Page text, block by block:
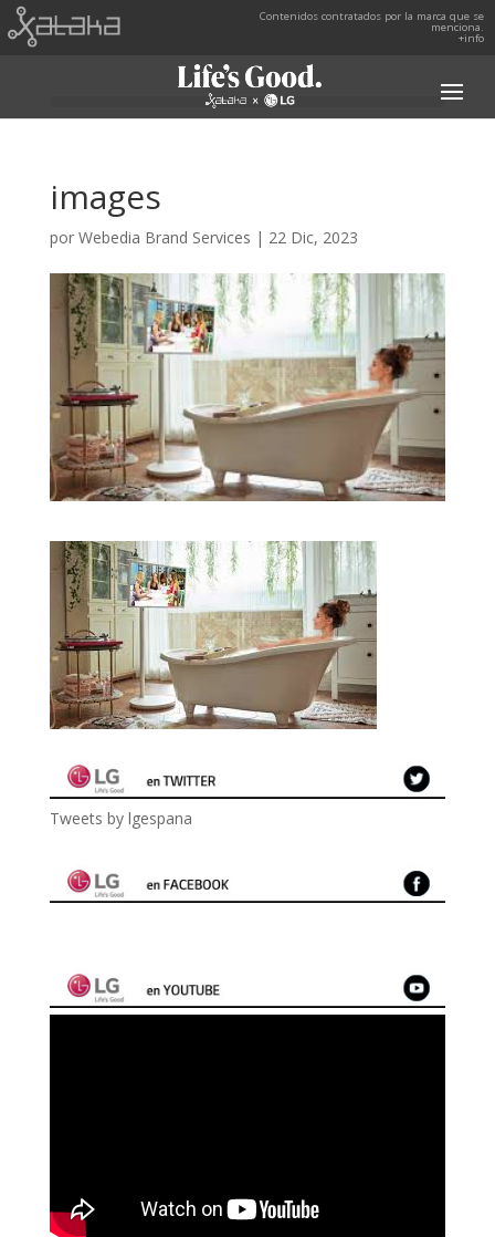
Contenidos contratados por la marca que se
menciona.
+info
images
por Webedia Brand Services | 22 Dic, 2023
Tweets by lgespana